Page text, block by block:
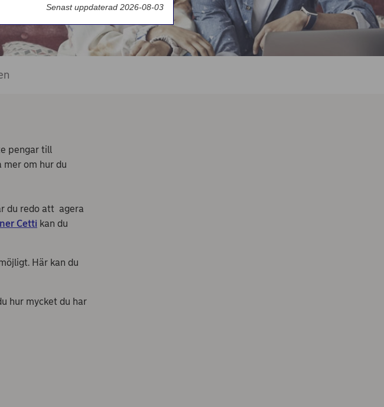
pengar till
mer om hur du
du redo att agera
Cetti kan du
Här kan du
hur mycket du har
Senast uppdaterad 2026-08-03